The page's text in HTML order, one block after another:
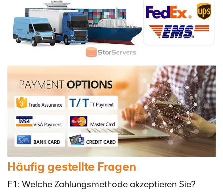
Häufig gestellte Fragen
F1: Welche Zahlungsmethode akzeptieren Sie?